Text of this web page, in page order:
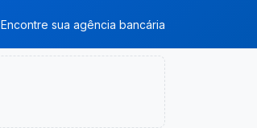
Encontre sua agência bancária